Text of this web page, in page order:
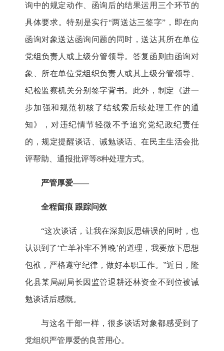
询中的规定动作、函询后的结果运用三个环节的
具体要求。特别是实行“两送达三签字” ，即在向
函询对象送达函询问题的同时，送达其所在单位
党组负责人或上级分管领导。答复函则由函询对
象、所在单位党组织负责人或其上级分管领导、
纪检监察机关分别签字背书。此外，制定《进一
步加强和规范初核了结线索后续处理工作的通
知》，对违纪情节轻微不予追究党纪政纪责任
的，规定提醒谈话、诫勉谈话、在民主生活会批
评帮助、通报批评等8种处理方式。
严管厚爱——
全程留痕 跟踪问效
“这次谈话，让我在深刻反思错误的同时，也
认识到了‘亡羊补牢不算晚’的道理，我要放下思想
包袱，严格遵守纪律，做好本职工作。”近日，隆
化县某局副局长因监管退耕还林资金不到位被诫
勉谈话后感慨。
与这名干部一样，很多谈话对象都感受到了
党组织严管厚爱的良苦用心。